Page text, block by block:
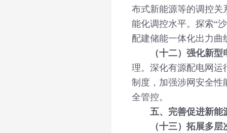
布式新能源等的调控关
能化调控水平。探索“
配建储能一体化出力
（十二）强化新
理。深化有源配电网运
制度，加强涉网安全性
全管控。
五、完善促进新能
（十三）拓展多